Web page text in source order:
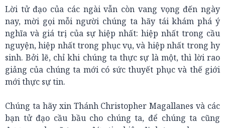
Lời tử đạo của các ngài vẫn còn vang vọng đến ngày
nay, mời gọi mỗi người chúng ta hãy tái khám phá ý
nghĩa và giá trị của sự hiệp nhất: hiệp nhất trong cầu
nguyện, hiệp nhất trong phục vụ, và hiệp nhất trong hy
sinh. Bởi lẽ, chỉ khi chúng ta thực sự là một, thì lời rao
giảng của chúng ta mới có sức thuyết phục và thế giới
mới thực sự tin.
Chúng ta hãy xin Thánh Christopher Magallanes và các
bạn tử đạo cầu bầu cho chúng ta, để chúng ta cũng